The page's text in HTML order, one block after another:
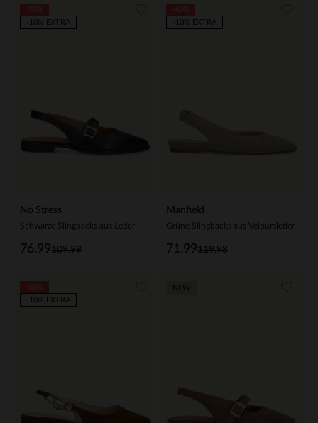
No Stress
Schwarze Slingbacks aus Leder
109.99
76.99
-10% EXTRA
Manfield
Grüne Slingbacks aus Veloursleder
119.98
71.99
-10% EXTRA
-10% EXTRA